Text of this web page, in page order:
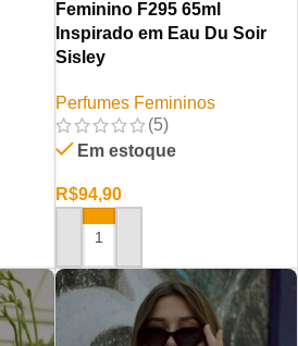
Feminino F295 65ml
Inspirado em Eau Du Soir
Sisley
Perfumes Femininos
(5)
Em estoque
R$94,90
ADICIONAR AO CARRINHO